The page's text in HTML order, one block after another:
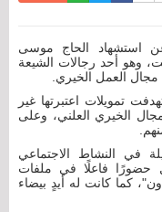
استشهاد الحاج موسى
وهو أحد رجالات الشيعة
العمل الخيري.
تمويلات اعتبرتها غير
الخيري العلني، وعلى
في النشاط الاجتماعي
حضورًا فاعلًا في ملفات
كما كانت له أيدٍ بيضاء